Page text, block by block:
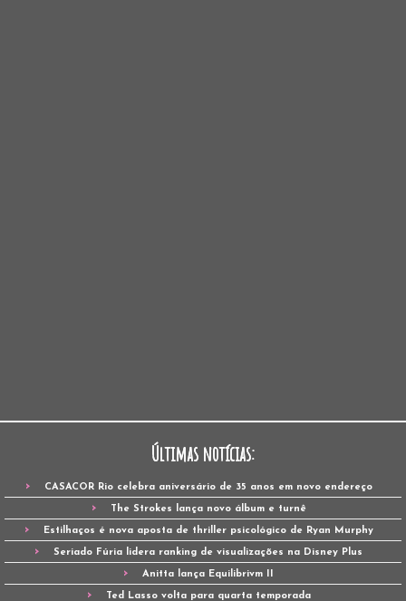
Últimas notícias:
CASACOR Rio celebra aniversário de 35 anos em novo endereço
The Strokes lança novo álbum e turnê
Estilhaços é nova aposta de thriller psicológico de Ryan Murphy
Seriado Fúria lidera ranking de visualizações na Disney Plus
Anitta lança Equilibrivm II
Ted Lasso volta para quarta temporada